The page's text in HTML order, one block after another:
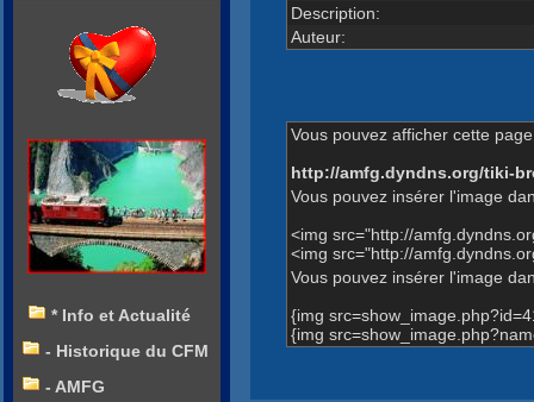
Description:
Auteur:
Vous pouvez afficher cette
http://amfg.dyndns.org/tiki-
Vous pouvez insérer l'image
<img src="http://
<img src="http://
Vous pouvez insérer l'image
{img
{img
* Info et Actualité
- Historique du CFM
- AMFG